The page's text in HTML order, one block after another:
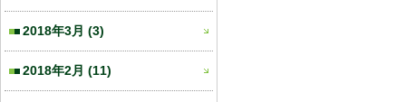
2018年3月 (3)
2018年2月 (11)